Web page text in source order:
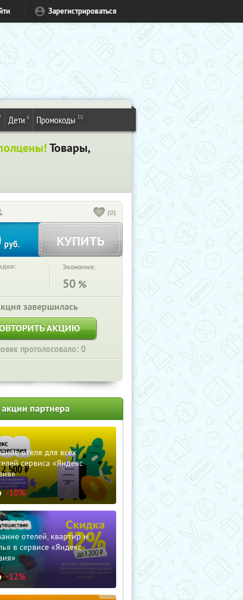
Зарегистрироваться
Дети 6 Промокоды 50
Товары,
(0)
руб. КУПИТЬ
Экономия:
50 %
завершилась
АКЦИЮ
проголосовало: 0
партнера
отеля для всех
сервиса «Яндекс
-10%
отелей, квартир и
в сервисе «Яндекс
-12%